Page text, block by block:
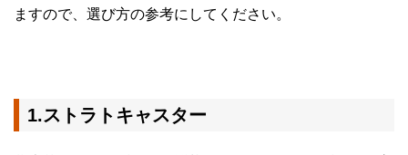
ますので、選び方の参考にしてください。
1.ストラトキャスター